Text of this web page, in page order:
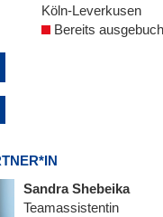
Köln-Leverkusen
Bereits
Sandra Shebeika
Teamassistentin